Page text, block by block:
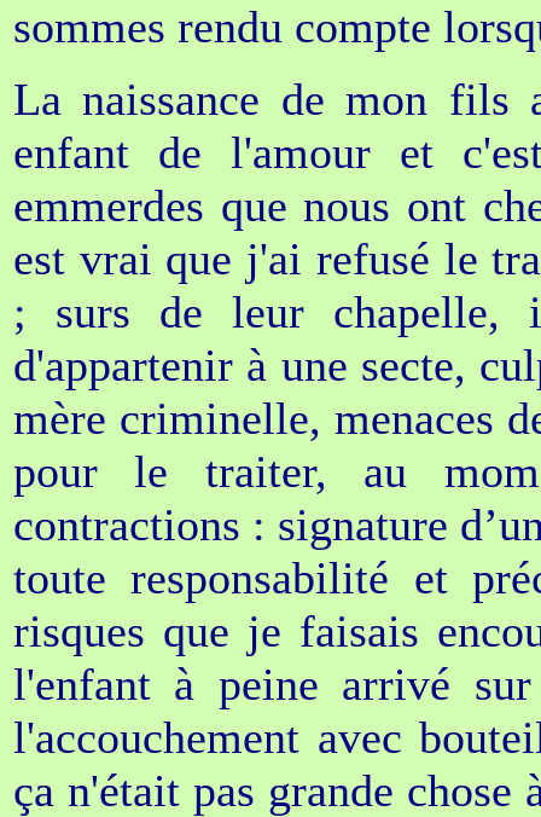
sommes rendu compte
La naissance de mon fils
enfant de l'amour et
emmerdes que nous ont
est vrai que j'ai refusé le
; surs de leur chapelle,
d'appartenir à une secte,
mère criminelle, menaces
pour le traiter, au
contractions : signature
toute responsabilité et
risques que je faisais
l'enfant à peine arrivé
l'accouchement avec
ça n'était pas grande